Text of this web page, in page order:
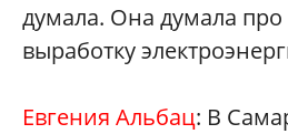
думала. Она думала про
выработку
Евгения Альбац: В